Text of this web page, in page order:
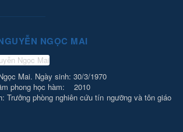
NGỌC MAI
Mai. Ngày sinh: 30/3/1970
phong học hàm: 2010
Trưởng phòng nghiên cứu tín ngưỡng và tôn giáo